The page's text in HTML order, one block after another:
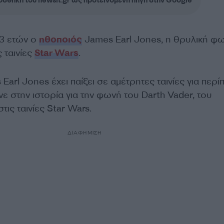
ετών ο ηθοποιός James Earl Jones, η θρυλική
Star Wars.
Jones έχει παίξει σε αμέτρητες ταινίες για
στην ιστορία για την φωνή του Darth Vader, του
ταινίες Star Wars.
ΔΙΑΦΗΜΙΣΗ